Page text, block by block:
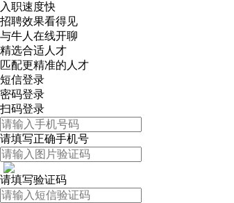
入职速度快
招聘效果看得见
与牛人在线开聊
精选合适人才
匹配更精准的人才
短信登录
密码登录
扫码登录
请填写正确手机号
请填写验证码